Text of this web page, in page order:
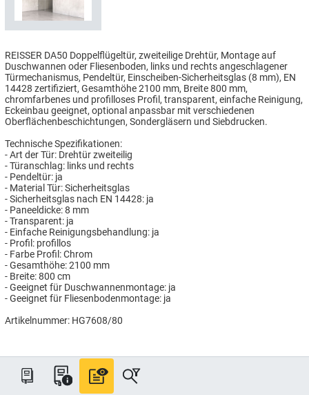
REISSER DA50 Doppelflügeltür, zweiteilige Drehtür, Montage auf
Duschwannen oder Fliesenboden, links und rechts angeschlagener
Türmechanismus, Pendeltür, Einscheiben-Sicherheitsglas (8 mm), EN
14428 zertifiziert, Gesamthöhe 2100 mm, Breite 800 mm,
chromfarbenes und profilloses Profil, transparent, einfache Reinigung,
Eckeinbau geeignet, optional anpassbar mit verschiedenen
Oberflächenbeschichtungen, Sondergläsern und Siebdrucken.
Technische Spezifikationen:
- Art der Tür: Drehtür zweiteilig
- Türanschlag: links und rechts
- Pendeltür: ja
- Material Tür: Sicherheitsglas
- Sicherheitsglas nach EN 14428: ja
- Paneeldicke: 8 mm
- Transparent: ja
- Einfache Reinigungsbehandlung: ja
- Profil: profillos
- Farbe Profil: Chrom
- Gesamthöhe: 2100 mm
- Breite: 800 cm
- Geeignet für Duschwannenmontage: ja
- Geeignet für Fliesenbodenmontage: ja
Artikelnummer: HG7608/80